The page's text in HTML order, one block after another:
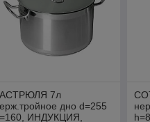
7л
дно d=255
ИНДУКЦИЯ,